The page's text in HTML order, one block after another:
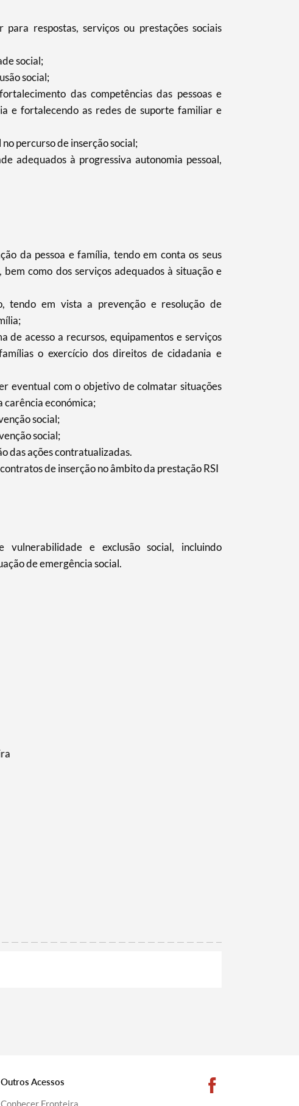
respostas, serviços ou prestações sociais
social;
social;
das competências das pessoas e
e fortalecendo as redes de suporte familiar e
percurso de inserção social;
adequados à progressiva autonomia pessoal,
da pessoa e família, tendo em conta os seus
como dos serviços adequados à situação e
tendo em vista a prevenção e resolução de
de acesso a recursos, equipamentos e serviços
o exercício dos direitos de cidadania e
eventual com o objetivo de colmatar situações
carência económica;
social;
social;
das ações contratualizadas.
de inserção no âmbito da prestação RSI
vulnerabilidade e exclusão social, incluindo
de emergência social.
Outros Acessos
Conhecer Fronteira